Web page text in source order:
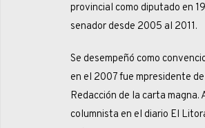
provincial como diputado en
senador desde 2005 al 2011.
Se desempeñó como
en el 2007 fue mpresidente
Redacción de la carta magna.
columnista en el diario El